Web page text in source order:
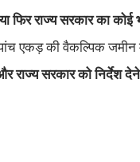
राज्य सरकार का कोई
पांच एकड़ की वैकल्पिक
राज्य सरकार को निर्देश